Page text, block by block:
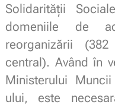
Solidarității
domeniile de
reorganizării
central). Având în
Ministerului
ului, este